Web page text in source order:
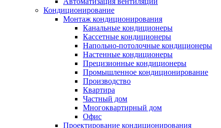
Кондиционирование
Монтаж кондиционирования
Канальные кондиционеры
Кассетные кондиционеры
Напольно-потолочные кондиционеры
Настенные кондиционеры
Прецизионные кондиционеры
Промышленное кондиционирование
Производство
Квартира
Частный дом
Многоквартирный дом
Офис
Проектирование кондиционирования